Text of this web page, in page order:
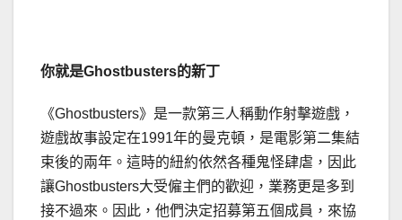
你就是Ghostbusters的新丁
《Ghostbusters》是一款第三人稱動作射擊遊戲，
遊戲故事設定在1991年的曼克頓，是電影第二集結
束後的兩年。這時的紐約依然各種鬼怪肆虐，因此
讓Ghostbusters大受僱主們的歡迎，業務更是多到
接不過來。因此，他們決定招募第五個成員，來協